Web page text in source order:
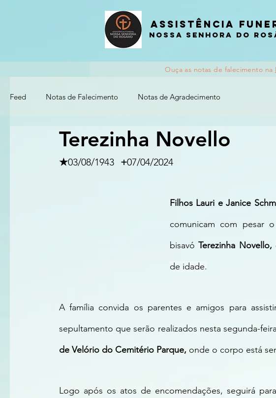
Assistência
nossa senhora do
Ouça as notas de falecimento na
Feed Notas de Falecimento Notas de Agradecimento
Terezinha Novello
★ +07/04/2024
Filhos Lauri e Janice
comunicam com pesar
bisavó Terezinha Novello,
de idade.
A família convida os parentes e amigos para
sepultamento que serão realizados nesta segunda-
de Velório do Cemitério Parque, onde o corpo está
Logo após os atos de encomendações, seguirá